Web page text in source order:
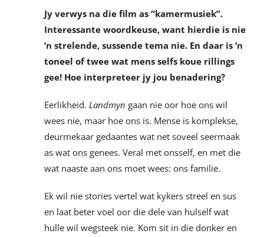
Jy verwys na die film as “kamermusiek”.
Interessante woordkeuse, want hierdie is nie
’n strelende, sussende tema nie. En daar is ’n
toneel of twee wat mens selfs koue rillings
gee! Hoe interpreteer jy jou benadering?
Eerlikheid. Landmyn gaan nie oor hoe ons wil
wees nie, maar hoe ons is. Mense is komplekse,
deurmekaar gedaantes wat net soveel seermaak
as wat ons genees. Veral met onsself, en met die
wat naaste aan ons moet wees: ons familie.
Ek wil nie stories vertel wat kykers streel en sus
en laat beter voel oor die dele van hulself wat
hulle wil wegsteek nie. Kom sit in die donker en